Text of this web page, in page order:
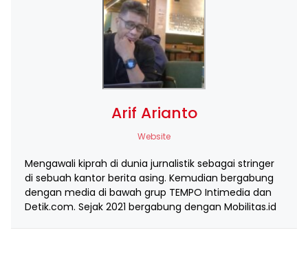
Arif Arianto
Website
Mengawali kiprah di dunia jurnalistik sebagai stringer
di sebuah kantor berita asing. Kemudian bergabung
dengan media di bawah grup TEMPO Intimedia dan
Detik.com. Sejak 2021 bergabung dengan Mobilitas.id